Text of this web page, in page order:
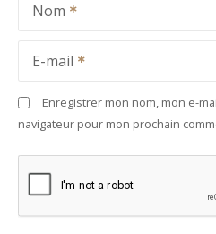
Nom
E-mail
Enregistrer mon nom, mon e-
navigateur pour mon prochain